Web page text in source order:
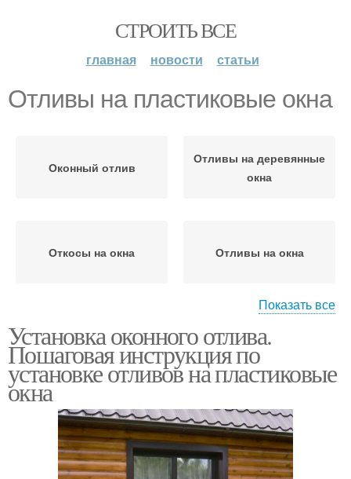
СТРОИТЬ ВСЕ
главная новости статьи
Отливы на пластиковые окна
Оконный отлив
Отливы на деревянные
окна
Откосы на окна Отливы на окна
Отливы в частном доме Кровельные отливы
Наружные отливы Отливы для окон
Показать все
Установка оконного отлива.
Пошаговая инструкция по
установке отливов на пластиковые
окна